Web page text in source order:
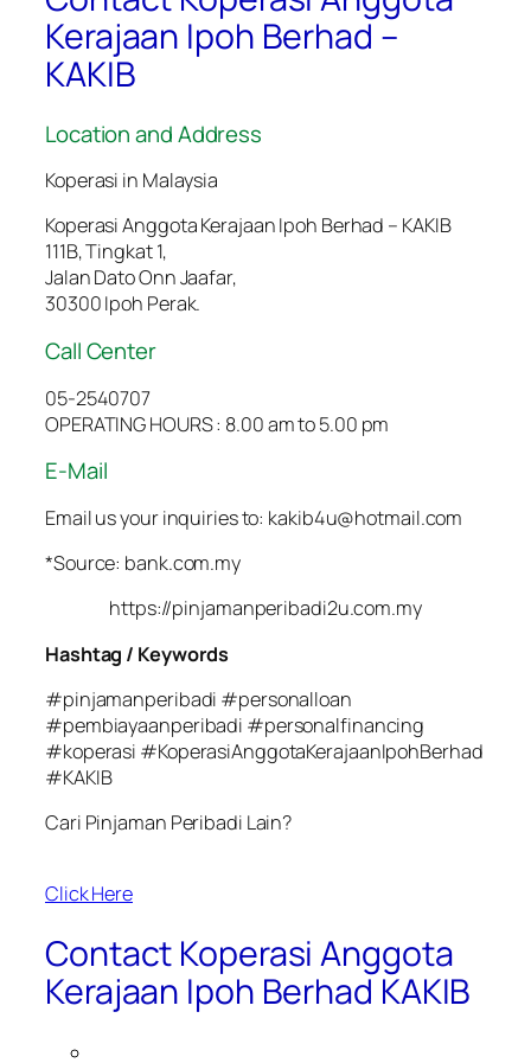
Kerajaan Ipoh Berhad –
KAKIB
Location and Address
Koperasi in Malaysia
Koperasi Anggota Kerajaan Ipoh Berhad – KAKIB
111B, Tingkat 1,
Jalan Dato Onn Jaafar,
30300 Ipoh Perak.
Call Center
05-2540707
OPERATING HOURS : 8.00 am to 5.00 pm
E-Mail
Email us your inquiries to: kakib4u@hotmail.com
*Source: bank.com.my
https://pinjamanperibadi2u.com.my
Hashtag / Keywords
#pinjamanperibadi #personalloan
#pembiayaanperibadi #personalfinancing
#koperasi #KoperasiAnggotaKerajaanIpohBerhad
#KAKIB
Cari Pinjaman Peribadi Lain?
Click Here
Contact Koperasi Anggota
Kerajaan Ipoh Berhad KAKIB